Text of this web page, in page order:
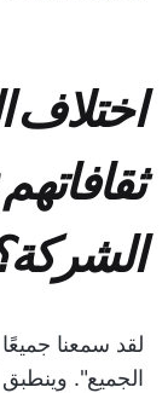
اختلاف
لقد سمعنا
الجميع".